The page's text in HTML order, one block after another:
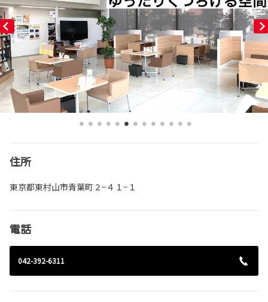
住所
東京都東村山市青葉町２−４１−１
電話
042-392-6311